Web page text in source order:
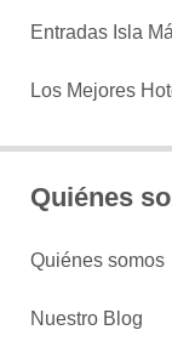
Entradas Isla
Los Mejores
Quiénes
Quiénes somos
Nuestro Blog